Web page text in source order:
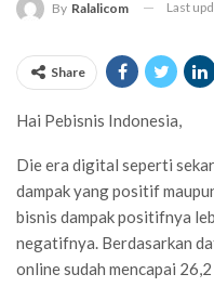
By Ralalicom Last
Share
Hai Pebisnis Indonesia,
Die era digital seperti
dampak yang positif
bisnis dampak positifnya
negatifnya. Berdasarkan
online sudah mencapai